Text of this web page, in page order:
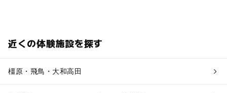
近くの体験施設を探す
橿原・飛鳥・大和高田